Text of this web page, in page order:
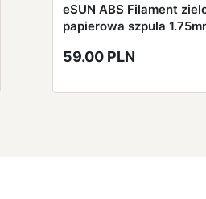
eSUN ABS Filament
papierowa szpula
59.00 PLN